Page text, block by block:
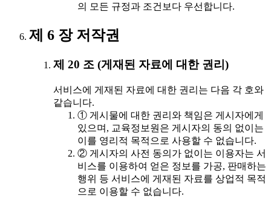
의 모든 규정과 조건보다 우선합니다.
제 6 장 저작권
제 20 조 (게재된 자료에 대한 권리)
서비스에 게재된 자료에 대한 권리는 다음 각 호와
같습니다.
① 게시물에 대한 권리와 책임은 게시자에게
있으며, 교육정보원은 게시자의 동의 없이는
이를 영리적 목적으로 사용할 수 없습니다.
② 게시자의 사전 동의가 없이는 이용자는 서
비스를 이용하여 얻은 정보를 가공, 판매하는
행위 등 서비스에 게재된 자료를 상업적 목적
으로 이용할 수 없습니다.